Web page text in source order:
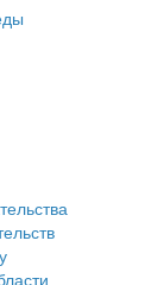
округа
и